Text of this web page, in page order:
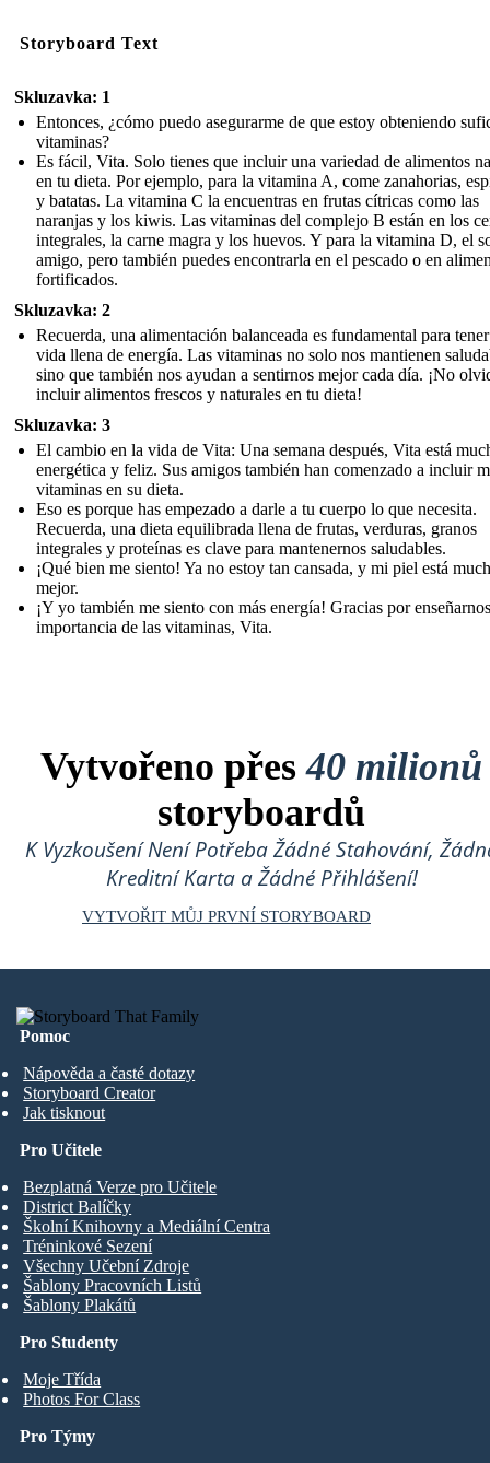
Storyboard Text
Skluzavka: 1
Entonces, ¿cómo puedo asegurarme de que estoy obteniendo
vitaminas?
Es fácil, Vita. Solo tienes que incluir una variedad de alimentos
en tu dieta. Por ejemplo, para la vitamina A, come zanahorias,
y batatas. La vitamina C la encuentras en frutas cítricas como las
naranjas y los kiwis. Las vitaminas del complejo B están en los
integrales, la carne magra y los huevos. Y para la vitamina D, el
amigo, pero también puedes encontrarla en el pescado o en
fortificados.
Skluzavka: 2
Recuerda, una alimentación balanceada es fundamental para
vida llena de energía. Las vitaminas no solo nos mantienen
sino que también nos ayudan a sentirnos mejor cada día. ¡No
incluir alimentos frescos y naturales en tu dieta!
Skluzavka: 3
El cambio en la vida de Vita: Una semana después, Vita está
energética y feliz. Sus amigos también han comenzado a incluir
vitaminas en su dieta.
Eso es porque has empezado a darle a tu cuerpo lo que necesita.
Recuerda, una dieta equilibrada llena de frutas, verduras, granos
integrales y proteínas es clave para mantenernos saludables.
¡Qué bien me siento! Ya no estoy tan cansada, y mi piel está
mejor.
¡Y yo también me siento con más energía! Gracias por
importancia de las vitaminas, Vita.
Vytvořeno přes40 milionů
storyboardů
K Vyzkoušení Není Potřeba Žádné Stahování,
Kreditní Karta a Žádné Přihlášení!
VYTVOŘIT MŮJ PRVNÍ STORYBOARD
Pomoc
Nápověda a časté dotazy
Storyboard Creator
Jak tisknout
Pro Studenty
Moje Třída
Photos For Class
Pro Učitele
Bezplatná Verze pro Učitele
District Balíčky
Školní Knihovny a Mediální Centra
Tréninkové Sezení
Všechny Učební Zdroje
Šablony Pracovních Listů
Šablony Plakátů
Pro Týmy